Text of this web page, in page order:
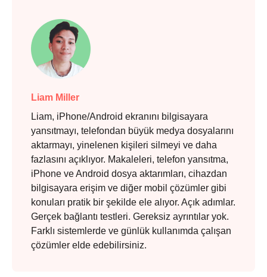
Liam Miller
Liam, iPhone/Android ekranını bilgisayara
yansıtmayı, telefondan büyük medya dosyalarını
aktarmayı, yinelenen kişileri silmeyi ve daha
fazlasını açıklıyor. Makaleleri, telefon yansıtma,
iPhone ve Android dosya aktarımları, cihazdan
bilgisayara erişim ve diğer mobil çözümler gibi
konuları pratik bir şekilde ele alıyor. Açık adımlar.
Gerçek bağlantı testleri. Gereksiz ayrıntılar yok.
Farklı sistemlerde ve günlük kullanımda çalışan
çözümler elde edebilirsiniz.